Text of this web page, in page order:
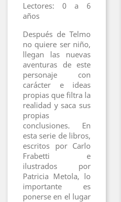
Lectores: 0 a 6
años
Después de Telmo
no quiere ser niño,
llegan las nuevas
aventuras de este
personaje con
carácter e ideas
propias que filtra la
realidad y saca sus
propias
conclusiones. En
esta serie de libros,
escritos por Carlo
Frabetti e
ilustrados por
Patricia Metola, lo
importante es
ponerse en el lugar